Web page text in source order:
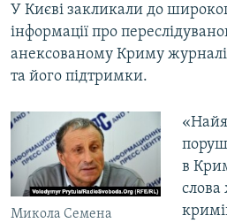
пошуку
ІНТЕРВ'Ю
ВСЕ ЗА ДЕНЬ
СПЕЦПРОЕКТИ
ВІДЕОУРОКИ «ELIFBE»
СВІДЧЕННЯ ОКУПАЦІЇ
Русский
Qırımtatar
У Києві закликали до
інформації про
анексованому Криму
та його підтримки.
Микола Семена
в
слова